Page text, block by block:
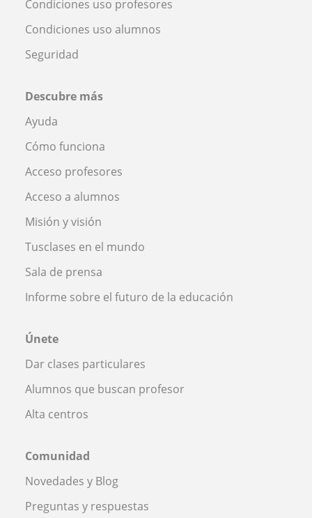
Condiciones uso profesores
Condiciones uso alumnos
Seguridad
Descubre más
Ayuda
Cómo funciona
Acceso profesores
Acceso a alumnos
Misión y visión
Tusclases en el mundo
Sala de prensa
Informe sobre el futuro de la educación
Únete
Dar clases particulares
Alumnos que buscan profesor
Alta centros
Comunidad
Novedades y Blog
Preguntas y respuestas